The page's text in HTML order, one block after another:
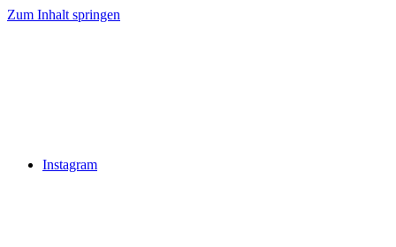
Zum Inhalt springen
Instagram